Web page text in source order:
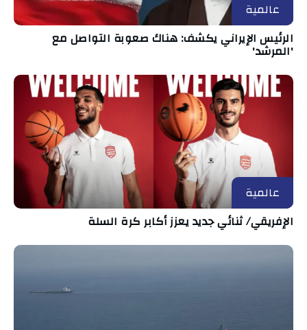
عالمية
الرئيس الإيراني يكشف: هناك صعوبة التواصل مع
'المرشد'
عالمية
الإفريقي/ ثنائي جديد يعزز أكابر كرة السلة